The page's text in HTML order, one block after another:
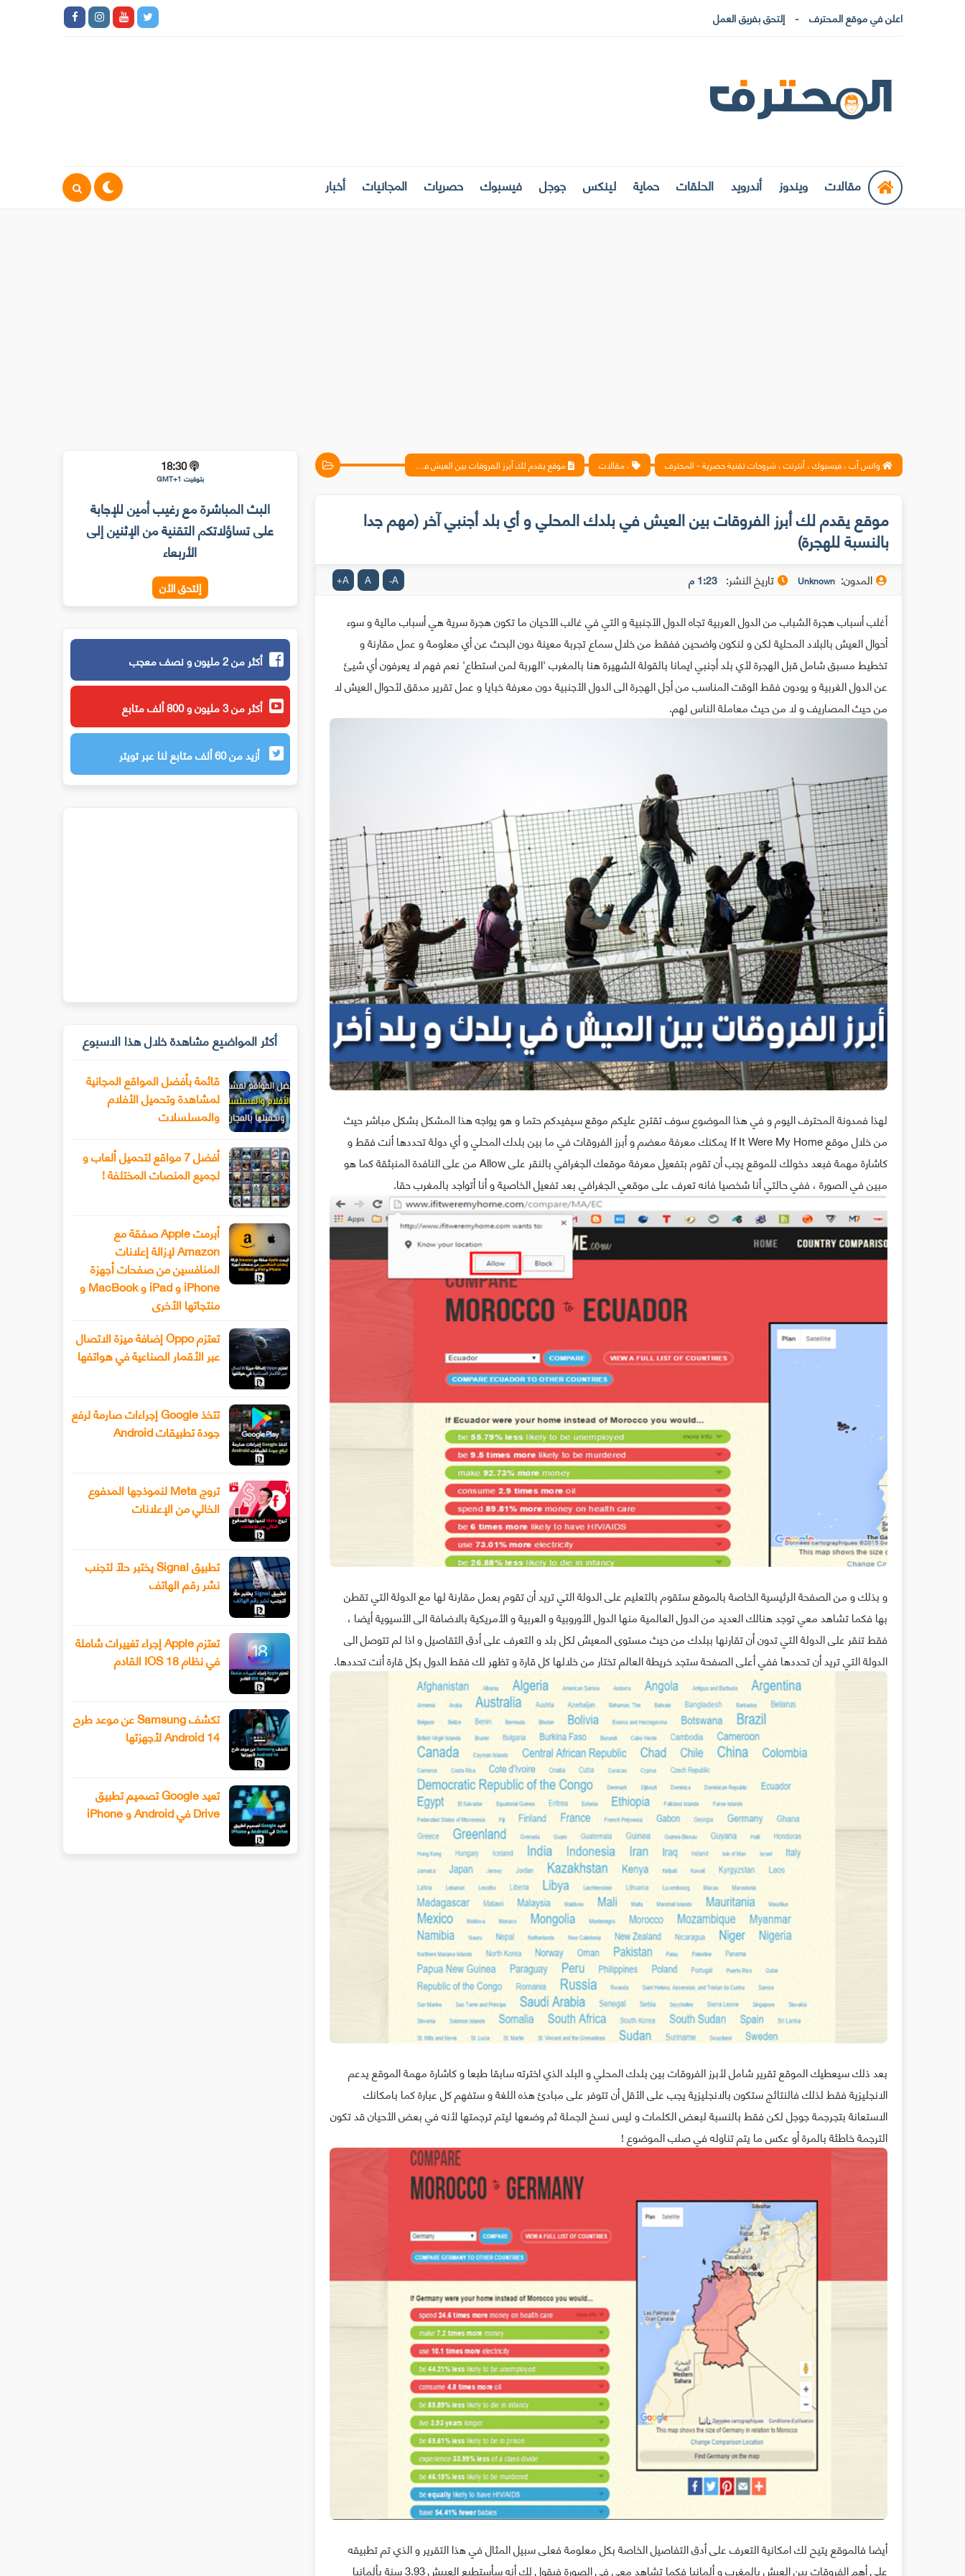
اعلن في موقع المحترف إلتحق بفريق العمل
مقالات ويندوز أندرويد الحلقات حماية لينكس جوجل فيسبوك حصريات المجانيات أخبار
واتس آب ، فيسبوك ، أنترنت ، شروحات تقنية حصرية - المحترف ، مقالات موقع يقدم لك أبرز الفروقات بين العيش في بلدك المحلي و أي بلد أجنبي آخر (مهم جدا بالنسبة للهجرة)
موقع يقدم لك أبرز الفروقات بين العيش في بلدك المحلي و أي بلد أجنبي آخر (مهم جدا
بالنسبة للهجرة)
المدون: Unknown تاريخ النشر: 1:23 م A
-
A
A
+
أغلب أسباب هجرة الشباب من الدول العربية تجاه الدول الأجنبية و التي في غالب الأحيان ما تكون هجرة سرية هي أسباب مالية و سوء
أحوال العيش بالبلاد المحلية لكن و لنكون واضحين ففقط من خلال سماع تجربة معينة دون البحث عن أي معلومة و عمل مقارنة و
تخطيط مسبق شامل قبل الهجرة لأي بلد أجنبي ايمانا بالقولة الشهيرة هنا بالمغرب 'الهربة لمن استطاع' نعم فهم لا يعرفون أي شيئ
عن الدول الغربية و يودون فقط الوقت المناسب من أجل الهجرة الى الدول الأجنبية دون معرفة خبايا و عمل تقرير مدقق لأحوال العيش لا
من حيث المصاريف و لا من حيث معاملة الناس لهم.
لهذا فمدونة المحترف اليوم و في هذا الموضوع سوف تقترح عليكم موقع سيفيدكم حتما و هو يواجه هذا المشكل بشكل مباشر حيث
من خلال موقع If It Were My Home يمكنك معرفة معضم و أبرز الفروقات في ما بين بلدك المحلي و أي دولة تحددها أنت فقط و
كاشارة مهمة فبعد دخولك للموقع يجب أن تقوم بتفعيل معرفة موقعك الجغرافي بالنقر على Allow من على النافدة المنبثقة كما هو
مبين في الصورة ، ففي حالتي أنا شخصيا فانه تعرف على موقعي الجغرافي بعد تفعيل الخاصية و أنا أتواجد بالمغرب حقا.
و بذلك و من الصفحة الرئيسية الخاصة بالموقع ستقوم بالتعليم على الدولة التي تريد أن تقوم بعمل مقارنة لها مع الدولة التي تقطن
بها فكما تشاهد معي توجد هنالك العديد من الدول العالمية منها الدول الأوروبية و العربية و الأمريكية بالاضافة الى الأسيوية أيضا ،
فقط تنقر على الدولة التي تدون أن تقارنها ببلدك من حيث مستوى المعيش لكل بلد و التعرف على أدق التقاصيل و اذا لم تتوصل الى
الدولة التي تريد أن تحددها ففي أعلى الصفحة ستجد خريطة العالم تختار من خلالها كل قارة و تظهر لك فقط الدول بكل قارة أنت تحددها.
بعد ذلك سيعطيك الموقع تقرير شامل لأبرز الفروقات بين بلدك المحلي و البلد الذي اخترته سابقا طبعا و كاشارة مهمة الموقع يدعم
الانجليزية فقط لذلك فالنتائج ستكون بالانجليزية يجب على الأقل أن تتوفر على مبادئ هذه اللغة و ستفهم كل عبارة كما بامكانك
الاستعانة بتجرجمة جوجل لكن فقط بالنسبة لبعض الكلمات و ليس نسخ الجملة ثم وضعها ليتم ترجمتها لأنه في بعض الأحيان قد تكون
الترجمة خاطئة بالمرة أو عكس ما يتم تناوله في صلب الموضوع !
أيضا فالموقع يتيح لك امكانية التعرف على أدق التفاصيل الخاصة بكل معلومة فعلى سبيل المثال في هذا التقرير و الذي تم تطبيقه
على أهم الفروقات بين العيش بالمغرب و ألمانيا فكما تشاهد معي في الصورة فيقول لك أنه سأستطيع العييش 3.93 سنة بألمانيا
18:30
بتوقيت GMT+1
البث المباشرة مع رغيب أمين للإجابة
على تساؤلاتكم التقنية من الإثنين إلى
الأربعاء
إلتحق الأن
أكثر من 2 مليون و نصف معجب
أكثر من 3 مليون و 800 ألف متابع
أزيد من 60 ألف متابع لنا عبر تويتر
أكثر المواضيع مشاهدة خلال هذا الاسبوع
قائمة بأفضل المواقع المجانية
لمشاهدة وتحميل الأفلام
والمسلسلات
أفضل 7 مواقع لتحميل ألعاب و
لجميع المنصات المختلفة !
أبرمت Apple صفقة مع
Amazon لإزالة إعلانات
المنافسين من صفحات أجهزة
iPhone و iPad و MacBook و
منتجاتها الأخرى
تعتزم Oppo إضافة ميزة الاتصال
عبر الأقمار الصناعية في هواتفها
تتخذ Google إجراءات صارمة لرفع
جودة تطبيقات Android
تروج Meta لنموذجها المدفوع
الخالي من الإعلانات
تطبيق Signal يختبر حلًا لتجنب
نشر رقم الهاتف
تعتزم Apple إجراء تغييرات شاملة
في نظام IOS 18 القادم
تكشف Samsung عن موعد طرح
Android 14 لأجهزتها
تعيد Google تصميم تطبيق
Drive في Android و iPhone